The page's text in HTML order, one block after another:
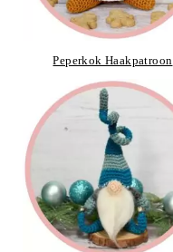
Peperkok Haakpatroon